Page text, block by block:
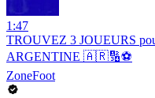
1:47
TROUVEZ 3 JOUEURS
ARGENTINE 🇦🇷🔢⚽️
ZoneFoot